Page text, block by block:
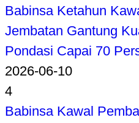
Babinsa Ketahun
Jembatan Gantung
Pondasi Capai 70
2026-06-10
4
Babinsa Kawal